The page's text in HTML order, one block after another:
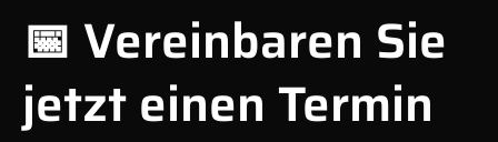
📅 Vereinbaren Sie
jetzt einen Termin